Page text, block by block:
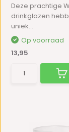
Deze prachtige
drinkglazen
uniek...
Op voorraad
13,95